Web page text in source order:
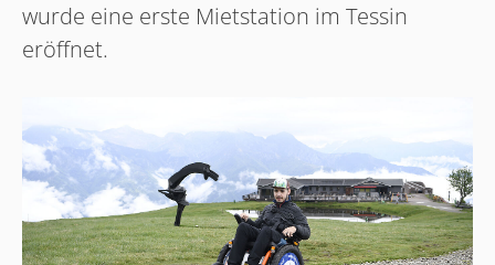
wurde eine erste Mietstation im Tessin
eröffnet.